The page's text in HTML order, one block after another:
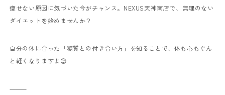
痩せない原因に気づいた今がチャンス。 NEXUS天神南店で、無理のない
ダイエットを始めませんか？
自分の体に合った「糖質との付き合い方」を知ることで、体も心もぐん
と軽くなりますよ😊
⸻